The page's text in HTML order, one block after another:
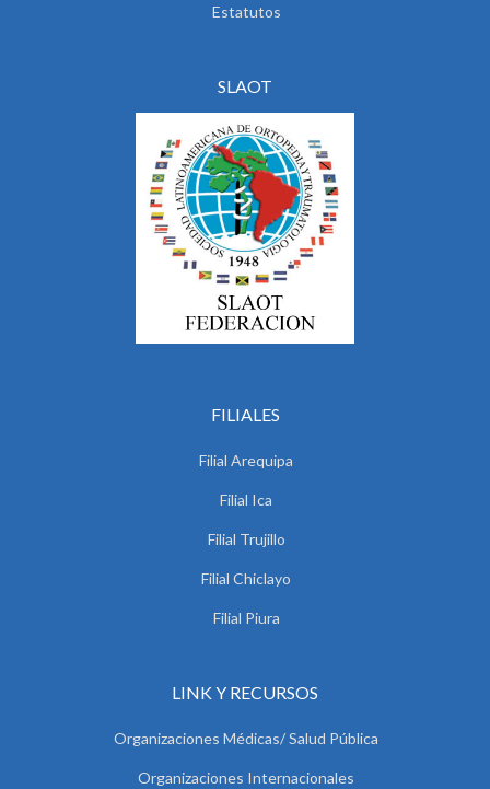
Estatutos
SLAOT
FILIALES
Filial Arequipa
Filial Ica
Filial Trujillo
Filial Chiclayo
Filial Piura
LINK Y RECURSOS
Organizaciones Médicas/ Salud Pública
Organizaciones Internacionales